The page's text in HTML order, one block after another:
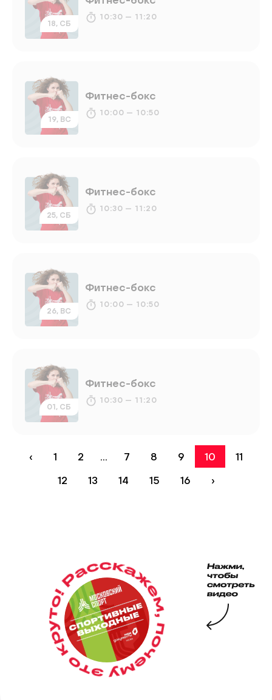
18, СБ
10:30 — 11:20
19, ВС
Фитнес-бокс
10:00 — 10:50
25, СБ
Фитнес-бокс
10:30 — 11:20
26, ВС
Фитнес-бокс
10:00 — 10:50
01, СБ
Фитнес-бокс
10:30 — 11:20
‹ 1 2 ... 7 8 9 10
11
12
13 14 15 16 ›